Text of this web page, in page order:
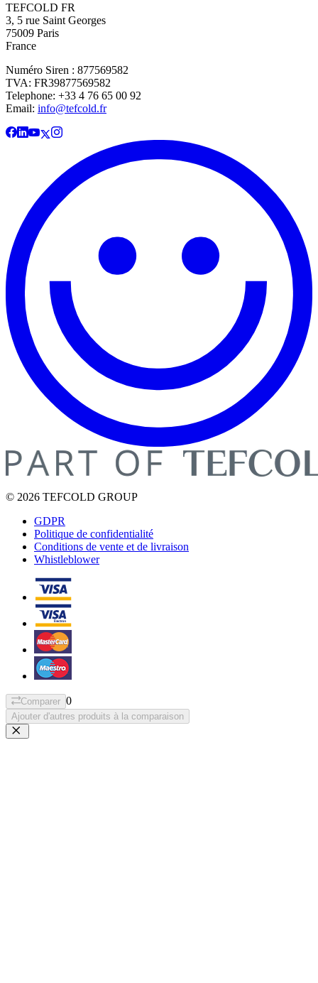
TEFCOLD FR
3, 5 rue Saint Georges
75009 Paris
France
Numéro Siren : 877569582
TVA: FR39877569582
Telephone: +33 4 76 65 00 92
Email: info@tefcold.fr
© 2026 TEFCOLD GROUP
GDPR
Politique de confidentialité
Conditions de vente et de livraison
Whistleblower
Comparer 0
Ajouter d'autres produits à la comparaison